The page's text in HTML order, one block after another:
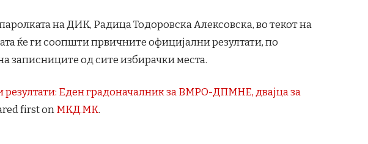
на ДИК, Радица Тодоровска Алексовска, во текот на
ќе ги соопшти првичните официјални резултати, по
записниците од сите избирачки места.
Еден градоначалник за ВМРО-ДПМНЕ, двајца за
first on МКД.МК.